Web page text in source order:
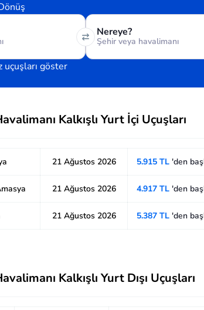
Nereye?
uçuşları göster
Kalkışlı Yurt İçi Uçuşları
21 Ağustos 2026 5.915 TL 'den
21 Ağustos 2026 4.917 TL 'den
21 Ağustos 2026 5.387 TL 'den
Kalkışlı Yurt Dışı Uçuşları